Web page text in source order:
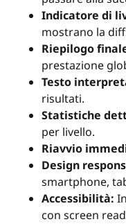
Indicatore di
mostrano la
Riepilogo
prestazione
Testo
risultati.
Statistiche
per livello.
Riavvio
Design
smartphone,
Accessibilità:
con screen